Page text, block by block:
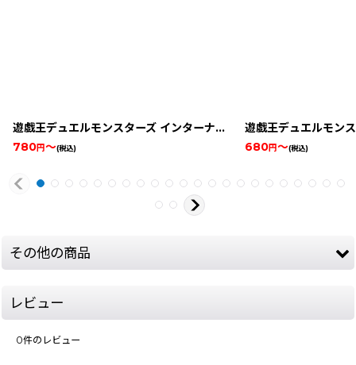
遊戯王デュエルモンスターズ インターナショナル ワールドワイドエディション
780円～(税込) 680円～(税込)
その他の商品
レビュー
0件のレビュー